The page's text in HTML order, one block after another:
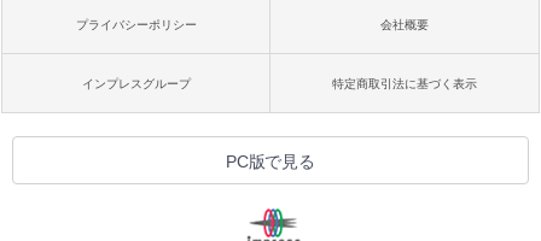
プライバシーポリシー 会社概要
インプレスグループ 特定商取引法に基づく表示
PC版で見る